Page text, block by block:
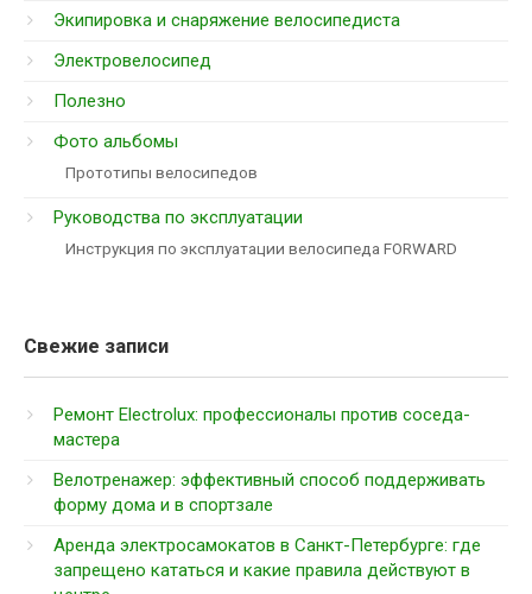
Экипировка и снаряжение велосипедиста
Электровелосипед
Полезно
Фото альбомы
Прототипы велосипедов
Руководства по эксплуатации
Инструкция по эксплуатации велосипеда FORWARD
Свежие записи
Ремонт Electrolux: профессионалы против соседа-
мастера
Велотренажер: эффективный способ поддерживать
форму дома и в спортзале
Аренда электросамокатов в Санкт-Петербурге: где
запрещено кататься и какие правила действуют в